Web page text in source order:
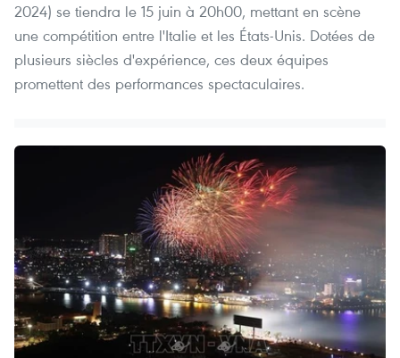
2024) se tiendra le 15 juin à 20h00, mettant en scène
une compétition entre l'Italie et les États-Unis. Dotées de
plusieurs siècles d'expérience, ces deux équipes
promettent des performances spectaculaires.